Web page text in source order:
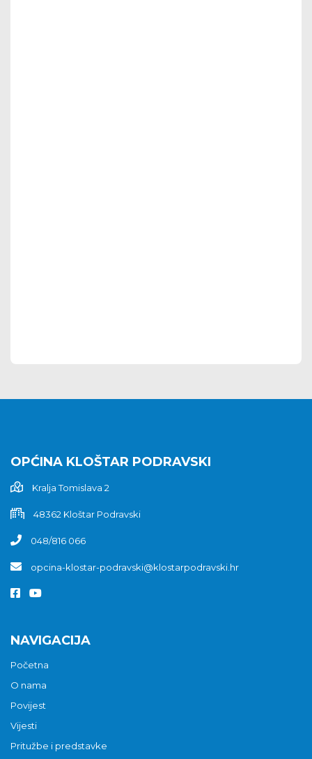
OPĆINA KLOŠTAR PODRAVSKI
Kralja Tomislava 2
48362 Kloštar Podravski
048/816 066
opcina-klostar-podravski@klostarpodravski.hr
NAVIGACIJA
Početna
O nama
Povijest
Vijesti
Pritužbe i predstavke